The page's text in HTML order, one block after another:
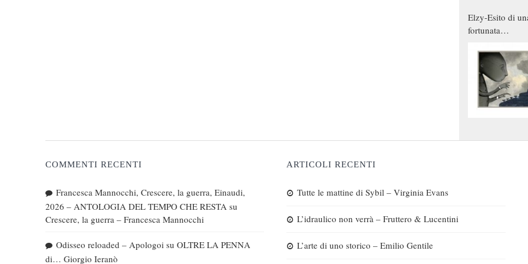
Elzy-Esito di
fortunata
COMMENTI RECENTI
Francesca Mannocchi, Crescere, la guerra, Einaudi,
2026 – ANTOLOGIA DEL TEMPO CHE RESTA su
Crescere, la guerra – Francesca Mannocchi
Odisseo reloaded – Apologoi su OLTRE LA PENNA
di… Giorgio Ieranò
ARTICOLI RECENTI
Tutte le mattine di Sybil – Virginia Evans
L’idraulico non verrà – Fruttero & Lucentini
L’arte di uno storico – Emilio Gentile